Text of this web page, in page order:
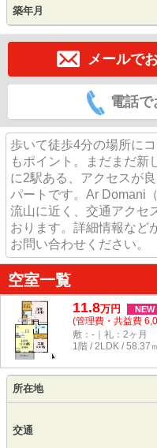
築年月
メールで
電話
歩いて徒歩4分の場所に
もポイント。まだまだ新
に2駅ある、アクセスが
パートです。Ar Domani
流山に近く、交通アクセ
おります。詳細情報など
お問い合わせください。
空室一覧
11.8万円 NEW
(管理費・共益費
敷：-｜礼：2ヶ月
1階 / 2LDK / 58.37
所在地
交通